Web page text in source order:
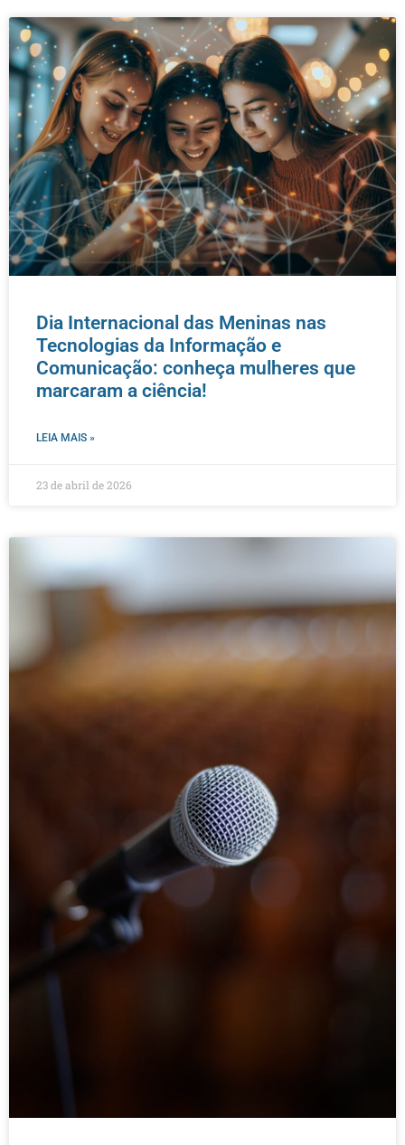
Dia Internacional das Meninas nas
Tecnologias da Informação e
Comunicação: conheça mulheres que
marcaram a ciência!
LEIA MAIS »
23 de abril de 2026